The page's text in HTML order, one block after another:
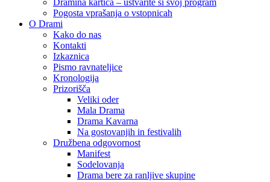
Dramina kartica – ustvarite si svoj program
Pogosta vprašanja o vstopnicah
O Drami
Kako do nas
Kontakti
Izkaznica
Pismo ravnateljice
Kronologija
Prizorišča
Veliki oder
Mala Drama
Drama Kavarna
Na gostovanjih in festivalih
Družbena odgovornost
Manifest
Sodelovanja
Drama bere za ranljive skupine